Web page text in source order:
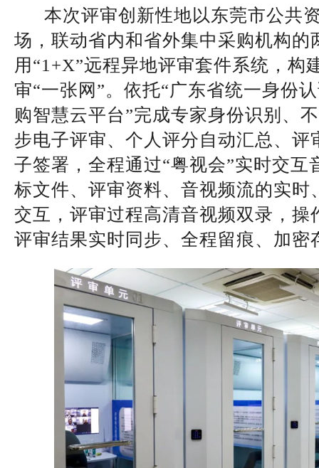
本次评审创新性地以东莞市公共
场，联动省内和省外集中采购机构的
用“1+X”远程异地评审套件系统，构
审“一张网”。依托“广东省统一身份
购智慧云平台”完成专家身份识别、
步电子评审、个人评分自动汇总、评
子签署，全程通过“粤视会”实时交互
标文件、评审资料、音视频流的实时
交互，评审过程高清音视频双录，操
评审结果实时同步、全程留痕、加密